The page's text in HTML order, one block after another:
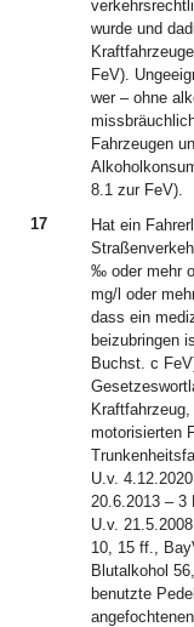
wurde und
FeV).
wer – ohne
Fahrzeugen
8.1 zur FeV).
17
Hat ein
‰ oder mehr
mg/l oder
dass ein
beizubringen
Buchst. c
motorisierten
U.v.
20.6.2013 – 3
U.v.
10, 15 ff.,
Blutalkohol
benutzte